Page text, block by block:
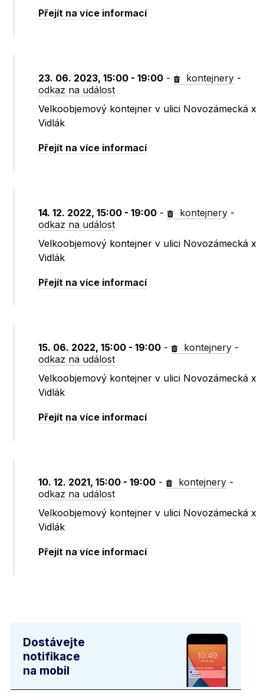
Přejít na více informací
23. 06. 2023, 15:00 - 19:00 - kontejnery -
odkaz na událost
Velkoobjemový kontejner v ulici Novozámecká x
Vidlák
Přejít na více informací
14. 12. 2022, 15:00 - 19:00 - kontejnery -
odkaz na událost
Velkoobjemový kontejner v ulici Novozámecká x
Vidlák
Přejít na více informací
15. 06. 2022, 15:00 - 19:00 - kontejnery -
odkaz na událost
Velkoobjemový kontejner v ulici Novozámecká x
Vidlák
Přejít na více informací
10. 12. 2021, 15:00 - 19:00 - kontejnery -
odkaz na událost
Velkoobjemový kontejner v ulici Novozámecká x
Vidlák
Přejít na více informací
Dostávejte
notifikace
na mobil